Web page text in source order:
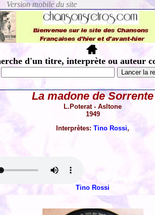
d'un titre, interprète ou auteur
La madone de Sorrente
L.Poterat - Asltone
1949
Interprètes:Tino Rossi,
Tino Rossi